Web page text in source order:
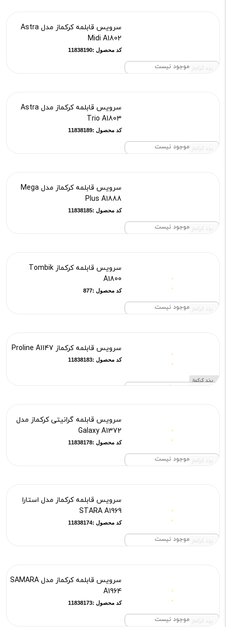
موجود نیست برند کرکماز
سرویس قابلمه کرکماز مدل Astra
Midi A1802
کد محصول :11838190
موجود نیست برند کرکماز
سرویس قابلمه کرکماز مدل Astra
Trio A1803
کد محصول :11838189
موجود نیست برند کرکماز
سرویس قابلمه کرکماز مدل Mega
Plus A1888
کد محصول :11838185
موجود نیست برند کرکماز
سرویس قابلمه کرکماز Tombik
A1800
کد محصول :877
موجود نیست
برند کرکماز
سرویس قابلمه کرکماز Proline A1147
کد محصول :11838183
موجود نیست برند کرکماز
سرویس قابلمه گرانیتی کرکماز مدل
Galaxy A1372
کد محصول :11838178
موجود نیست برند کرکماز
سرویس قابلمه کرکماز مدل استارا
STARA A1969
کد محصول :11838174
موجود نیست برند کرکماز
سرویس قابلمه کرکماز مدل SAMARA
A1964
کد محصول :11838173